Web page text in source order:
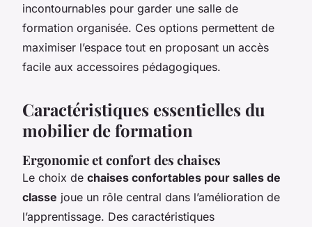
incontournables pour garder une salle de
formation organisée. Ces options permettent de
maximiser l’espace tout en proposant un accès
facile aux accessoires pédagogiques.
Caractéristiques essentielles du
mobilier de formation
Ergonomie et confort des chaises
Le choix de chaises confortables pour salles de
classe joue un rôle central dans l’amélioration de
l’apprentissage. Des caractéristiques